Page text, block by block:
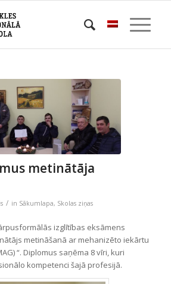
metinātāja
/ in Sākumlapa, Skolas ziņas
izglītības eksāmens
metināšanā ar mehanizēto iekārtu
“. Diplomus saņēma 8 vīri, kuri
kompetenci šajā profesijā.